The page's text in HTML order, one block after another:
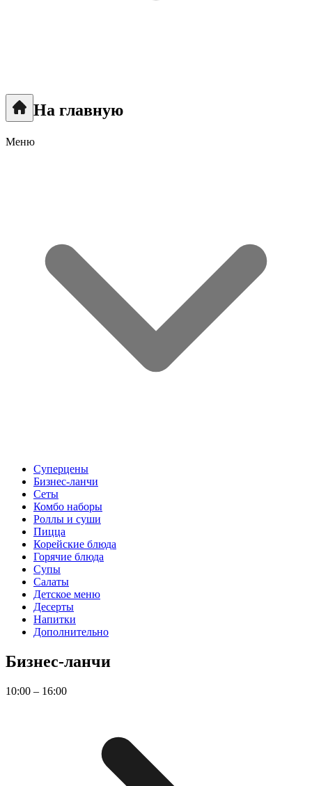
На главную
Меню
Суперцены
Бизнес-ланчи
Сеты
Комбо наборы
Роллы и суши
Пицца
Корейские блюда
Горячие блюда
Супы
Салаты
Детское меню
Десерты
Напитки
Дополнительно
Бизнес-ланчи
10:00 – 16:00